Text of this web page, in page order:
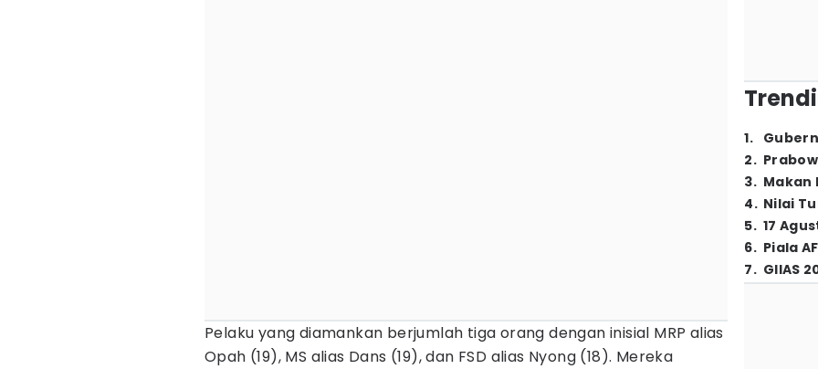
Pelaku yang diamankan berjumlah tiga orang dengan inisial MRP alias
Opah (19), MS alias Dans (19), dan FSD alias Nyong (18). Mereka
1.
2.
3. Makan
4. Nilai
5. 17
6. Piala
7. GIIAS